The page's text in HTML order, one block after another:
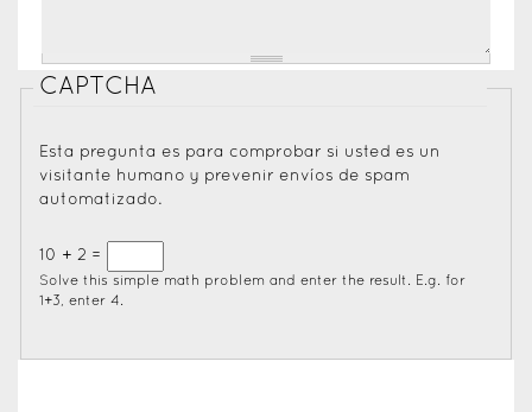
CAPTCHA
Esta pregunta es para comprobar si usted es un
visitante humano y prevenir envíos de spam
automatizado.
10 + 2 =
Solve this simple math problem and enter the result. E.g. for
1+3, enter 4.